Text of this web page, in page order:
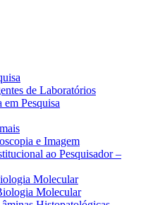
de Laboratórios
Pesquisa
e Imagem
ao Pesquisador –
Molecular
Molecular